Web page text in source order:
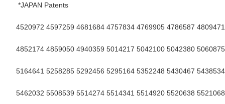
*JAPAN Patents
4520972 4597259 4681684 4757834 4769905 4786587
4852174 4859050 4940359 5014217 5042100 5042380
5164641 5258285 5292456 5295164 5352248 5430467
5462032 5508539 5514274 5514341 5514920 5520638